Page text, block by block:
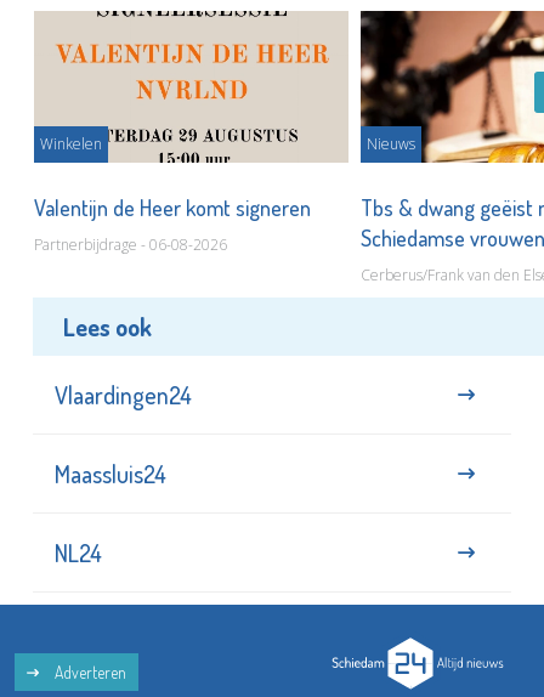
Winkelen
Valentijn de Heer komt signeren
Partnerbijdrage - 06-08-2026
Nieuws
Tbs & dwang geëist
Schiedamse
Cerberus/Frank van den
Lees ook
Vlaardingen24
Maassluis24
NL24
Adverteren